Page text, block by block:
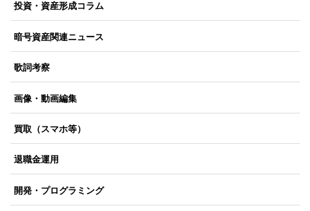
投資・資産形成コラム
暗号資産関連ニュース
歌詞考察
画像・動画編集
買取（スマホ等）
退職金運用
開発・プログラミング